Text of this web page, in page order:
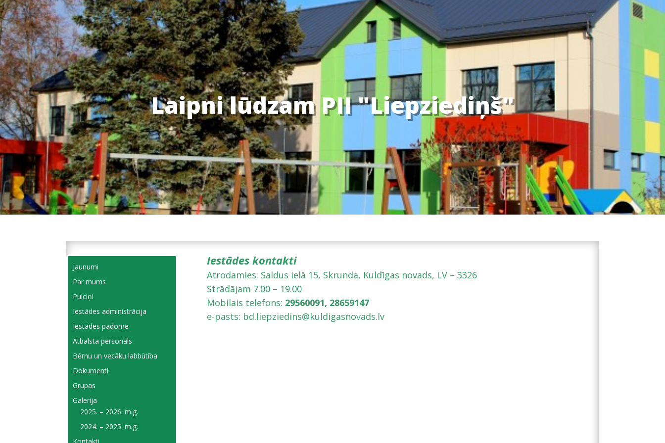
Laipni lūdzam PII "Liepziediņš"
Jaunumi
Par mums
Pulciņi
Iestādes administrācija
Iestādes padome
Atbalsta personāls
Bērnu un vecāku labbūtība
Dokumenti
Grupas
Galerija
2025. – 2026. m.g.
2024. – 2025. m.g.
Kontakti
Iestādes kontakti
Atrodamies: Saldus ielā 15, Skrunda, Kuldīgas novads, LV – 3326
Strādājam 7.00 – 19.00
Mobilais telefons: 29560091, 28659147
e-pasts: bd.liepziedins@kuldigasnovads.lv